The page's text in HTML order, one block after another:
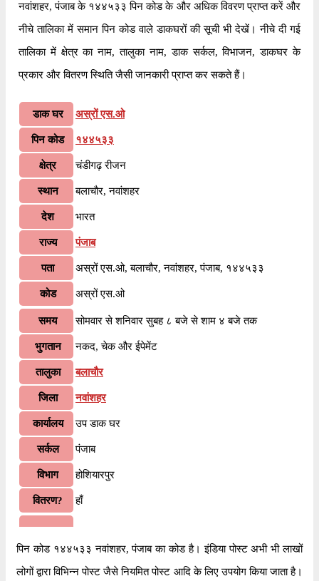
नवांशहर, पंजाब के १४४५३३ पिन कोड के और अधिक विवरण प्राप्त करें और
नीचे तालिका में समान पिन कोड वाले डाकघरों की सूची भी देखें। नीचे दी गई
तालिका में क्षेत्र का नाम, तालुका नाम, डाक सर्कल, विभाजन, डाकघर के
प्रकार और वितरण स्थिति जैसी जानकारी प्राप्त कर सकते हैं।
डाक घर अस्रों एस.ओ
पिन कोड १४४५३३
क्षेत्र चंडीगढ़ रीजन
स्थान बलाचौर, नवांशहर
देश भारत
राज्य पंजाब
पता अस्रों एस.ओ, बलाचौर, नवांशहर, पंजाब, १४४५३३
कोड अस्रों एस.ओ
समय सोमवार से शनिवार सुबह ८ बजे से शाम ४ बजे तक
भुगतान नकद, चेक और ईपेमेंट
तालुका बलाचौर
जिला नवांशहर
कार्यालय उप डाक घर
सर्कल पंजाब
विभाग होशियारपुर
वितरण? हाँ
पिन कोड १४४५३३ नवांशहर, पंजाब का कोड है। इंडिया पोस्ट अभी भी लाखों
लोगों द्वारा विभिन्न पोस्ट जैसे नियमित पोस्ट आदि के लिए उपयोग किया जाता है।